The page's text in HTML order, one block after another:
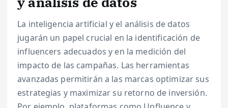
La inteligencia artificial y el análisis de datos
jugarán un papel crucial en la identificación de
influencers adecuados y en la medición del
impacto de las campañas. Las herramientas
avanzadas permitirán a las marcas optimizar sus
estrategias y maximizar su retorno de inversión.